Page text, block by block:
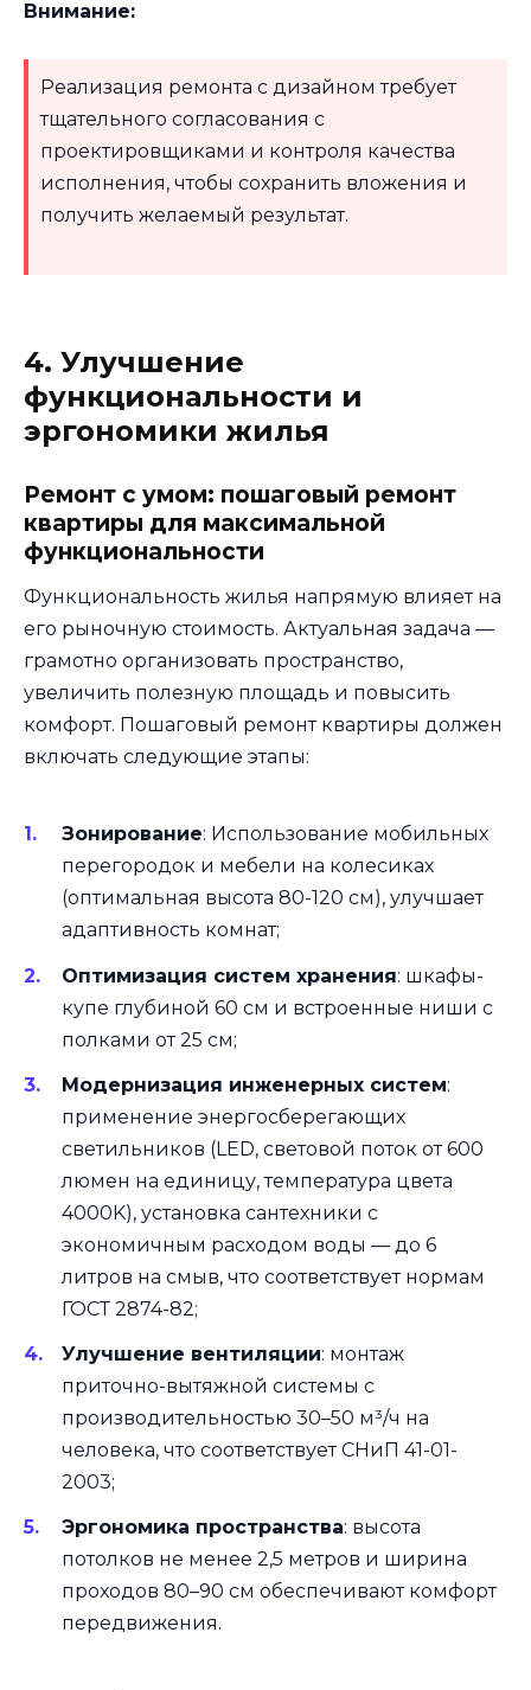
Внимание:
Реализация ремонта с дизайном требует
тщательного согласования с
проектировщиками и контроля качества
исполнения, чтобы сохранить вложения и
получить желаемый результат.
4. Улучшение
функциональности и
эргономики жилья
Ремонт с умом: пошаговый ремонт
квартиры для максимальной
функциональности
Функциональность жилья напрямую влияет на
его рыночную стоимость. Актуальная задача —
грамотно организовать пространство,
увеличить полезную площадь и повысить
комфорт. Пошаговый ремонт квартиры должен
включать следующие этапы:
Зонирование: Использование мобильных
перегородок и мебели на колесиках
(оптимальная высота 80-120 см), улучшает
адаптивность комнат;
Оптимизация систем хранения: шкафы-
купе глубиной 60 см и встроенные ниши с
полками от 25 см;
Модернизация инженерных систем:
применение энергосберегающих
светильников (LED, световой поток от 600
люмен на единицу, температура цвета
4000K), установка сантехники с
экономичным расходом воды — до 6
литров на смыв, что соответствует нормам
ГОСТ 2874-82;
Улучшение вентиляции: монтаж
приточно-вытяжной системы с
производительностью 30–50 м³/ч на
человека, что соответствует СНиП 41-01-
2003;
Эргономика пространства: высота
потолков не менее 2,5 метров и ширина
проходов 80–90 см обеспечивают комфорт
передвижения.